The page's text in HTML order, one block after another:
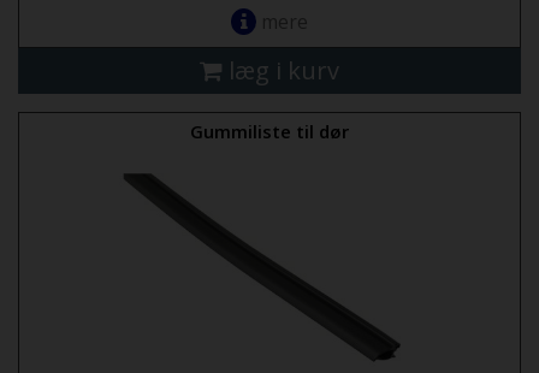
mere
læg i kurv
Gummiliste til dør